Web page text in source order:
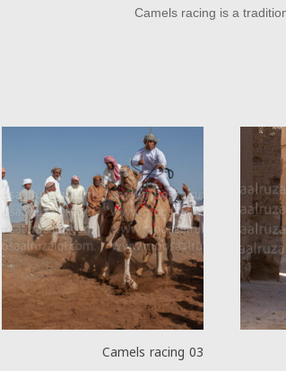
Camels racing is a
Camels racing 03